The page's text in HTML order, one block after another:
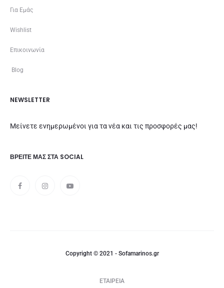
Για Εμάς
Wishlist
Επικοινωνία
Blog
NEWSLETTER
Μείνετε ενημερωμένοι για τα νέα και τις προσφορές μας!
ΒΡΕΊΤΕ ΜΑΣ ΣΤΑ SOCIAL
Copyright © 2021 - Sofamarinos.gr
ΕΤΑΙΡΕΙΑ